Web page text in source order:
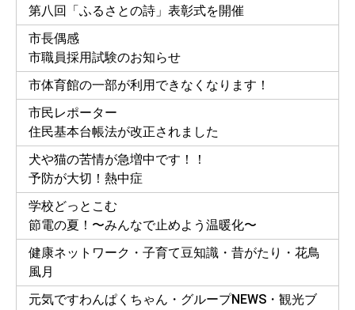
第八回「ふるさとの詩」表彰式を開催
市長偶感
市職員採用試験のお知らせ
市体育館の一部が利用できなくなります！
市民レポーター
住民基本台帳法が改正されました
犬や猫の苦情が急増中です！！
予防が大切！熱中症
学校どっとこむ
節電の夏！〜みんなで止めよう温暖化〜
健康ネットワーク・子育て豆知識・昔がたり・花鳥
風月
元気ですわんぱくちゃん・グループNEWS・観光ブ